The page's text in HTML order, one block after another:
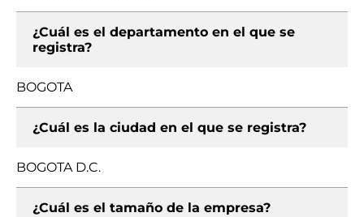
¿Cuál es el departamento en el que se
registra?
BOGOTA
¿Cuál es la ciudad en el que se registra?
BOGOTA D.C.
¿Cuál es el tamaño de la empresa?